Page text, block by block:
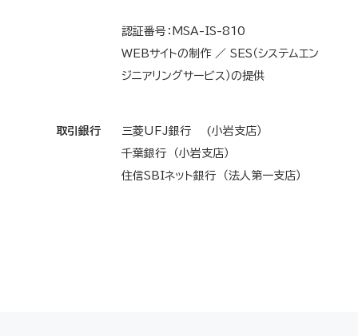
認証番号：MSA-IS-810
WEBサイトの制作 ／ SES（システムエン
ジニアリングサービス）の提供
取引銀行
三菱UFJ銀行 (小岩支店）
千葉銀行 （小岩支店）
住信SBIネット銀行 （法人第一支店）